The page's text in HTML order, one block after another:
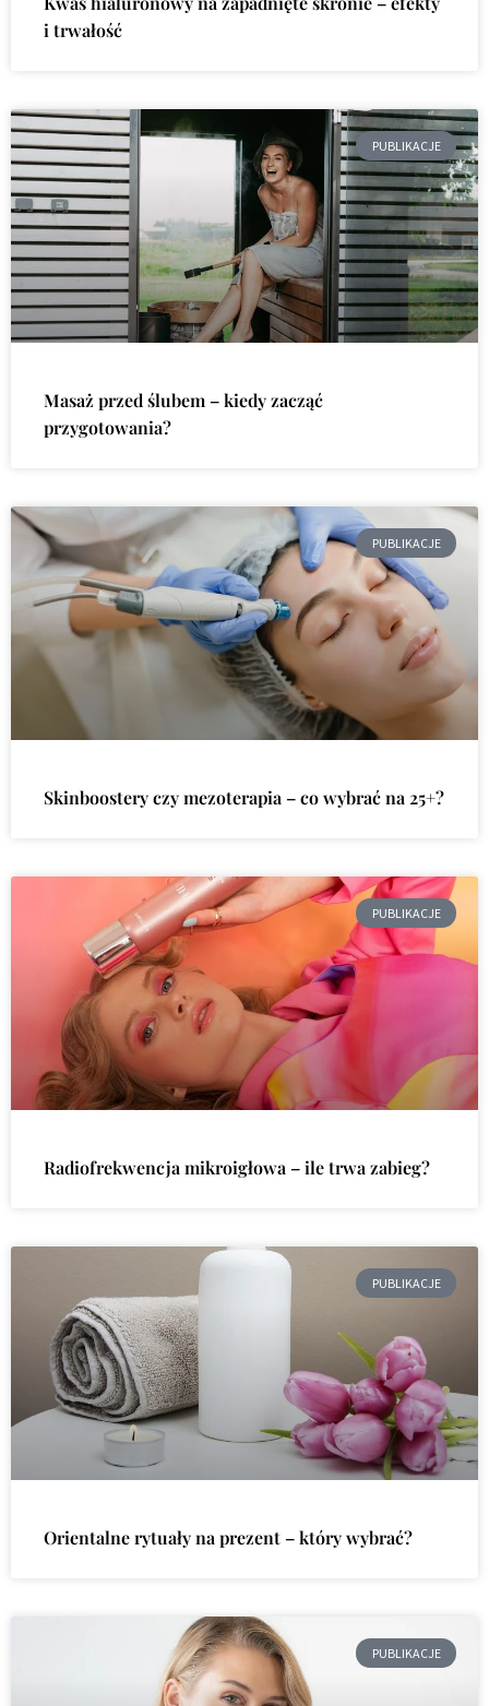
i trwałość
PUBLIKACJE
Masaż przed ślubem – kiedy zacząć
przygotowania?
PUBLIKACJE
Skinboostery czy mezoterapia – co wybrać na 25+?
PUBLIKACJE
Radiofrekwencja mikroigłowa – ile trwa zabieg?
PUBLIKACJE
Orientalne rytuały na prezent – który wybrać?
PUBLIKACJE